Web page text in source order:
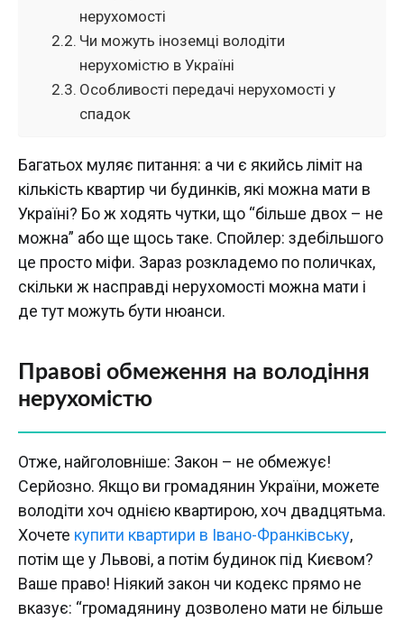
нерухомості
Чи можуть іноземці володіти
нерухомістю в Україні
Особливості передачі нерухомості у
спадок
Багатьох муляє питання: а чи є якийсь ліміт на
кількість квартир чи будинків, які можна мати в
Україні? Бо ж ходять чутки, що “більше двох – не
можна” або ще щось таке. Спойлер: здебільшого
це просто міфи. Зараз розкладемо по поличках,
скільки ж насправді нерухомості можна мати і
де тут можуть бути нюанси.
Правові обмеження на володіння
нерухомістю
Отже, найголовніше: Закон – не обмежує!
Серйозно. Якщо ви громадянин України, можете
володіти хоч однією квартирою, хоч двадцятьма.
Хочете купити квартири в Івано-Франківську,
потім ще у Львові, а потім будинок під Києвом?
Ваше право! Ніякий закон чи кодекс прямо не
вказує: “громадянину дозволено мати не більше